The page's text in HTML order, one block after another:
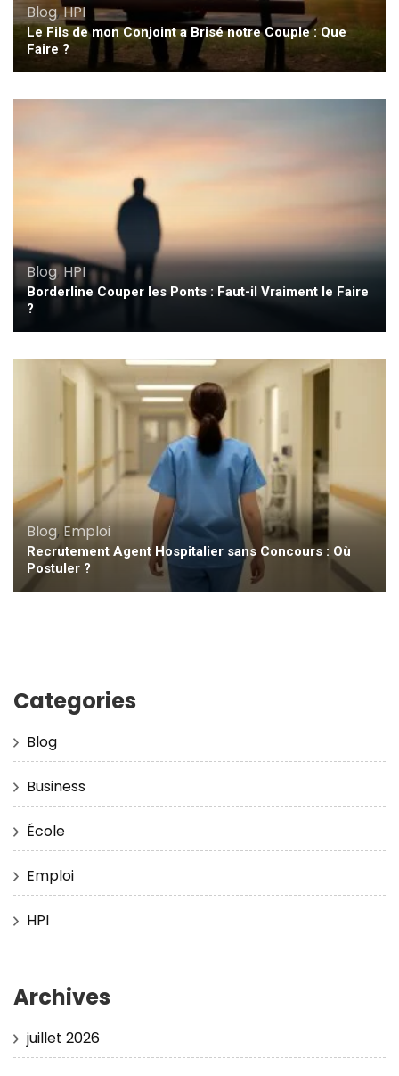
Blog,HPI
Le Fils de mon Conjoint a Brisé notre Couple : Que
Faire ?
Blog,HPI
Borderline Couper les Ponts : Faut-il Vraiment le Faire
?
Blog,Emploi
Recrutement Agent Hospitalier sans Concours : Où
Postuler ?
Categories
Blog
Business
École
Emploi
HPI
Archives
juillet 2026